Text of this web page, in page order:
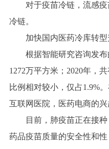
对于疫苗冷链，流感疫苗
冷链。
加快国内医药冷库转型
根据智能研究咨询发布的
1272万平方米；2020年，
比例相对较小，仅占1.9%
互联网医院，医药电商的
目前，肺疫苗正在接种
药品疫苗质量的安全性和